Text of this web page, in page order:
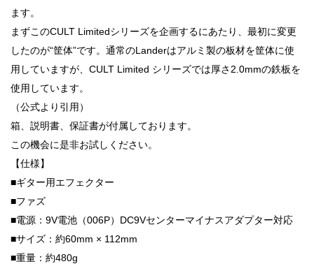
ます。
まずこのCULT Limitedシリーズを企画するにあたり、最初に変更
したのが“筐体”です。通常のLanderはアルミ製の板材を筐体に使
用していますが、CULT Limited シリーズでは厚さ2.0mmの鉄板を
使用しています。
（公式より引用）
箱、説明書、保証書が付属しております。
この機会に是非お試しください。
【仕様】
■ギター用エフェクター
■ファズ
■電源：9V電池（006P）DC9Vセンターマイナスアダプター対応
■サイズ：約60mm × 112mm
■重量：約480g